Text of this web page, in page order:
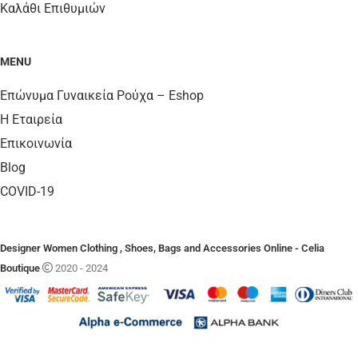
Καλάθι Επιθυμιών
MENU
Επώνυμα Γυναικεία Ρούχα – Eshop
Η Εταιρεία
Επικοινωνία
Blog
COVID-19
Designer Women Clothing , Shoes, Bags and Accessories Online - Celia
Boutique
2020 - 2024